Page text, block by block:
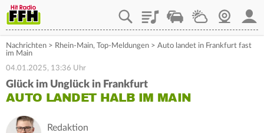
PlaylistStaupilotWetterWebcam
Nachrichten > Rhein-Main, Top-Meldungen > Auto landet in Frankfurt fast
im Main
04.01.2025, 13:36 Uhr
Glück im Unglück in Frankfurt
AUTO LANDET HALB IM MAIN
Redaktion